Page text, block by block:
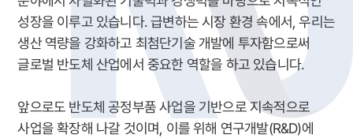
성장을 이루고 있습니다. 급변하는 시장 환경 속에서, 우리는
생산 역량을 강화하고 최첨단기술 개발에 투자함으로써
글로벌 반도체 산업에서 중요한 역할을 하고 있습니다.
앞으로도 반도체 공정부품 사업을 기반으로 지속적으로
사업을 확장해 나갈 것이며, 이를 위해 연구개발(R&D)에